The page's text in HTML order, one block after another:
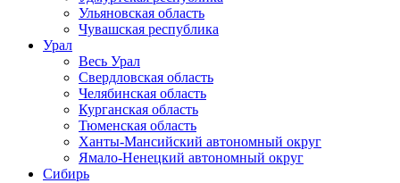
Ульяновская область
Чувашская республика
Урал
Весь Урал
Свердловская область
Челябинская область
Курганская область
Тюменская область
Ханты-Мансийский автономный округ
Ямало-Ненецкий автономный округ
Сибирь